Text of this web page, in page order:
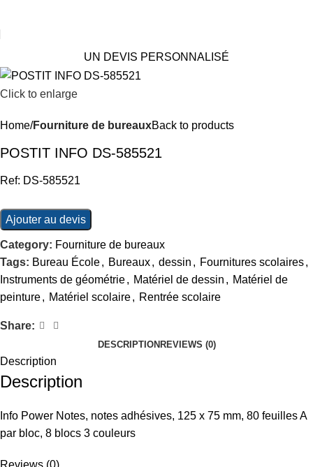
UN DEVIS PERSONNALISÉ
Click to enlarge
Home Fourniture de bureauxBack to products
POSTIT INFO DS-585521
Ref: DS-585521
Ajouter au devis
Category: Fourniture de bureaux
Tags: Bureau École, Bureaux, dessin , Fournitures scolaires,
Instruments de géométrie, Matériel de dessin , Matériel de
peinture, Matériel scolaire, Rentrée scolaire
Share:
DESCRIPTION REVIEWS (0)
Description
Description
Info Power Notes, notes adhésives, 125 x 75 mm, 80 feuilles A
par bloc, 8 blocs 3 couleurs
Reviews (0)